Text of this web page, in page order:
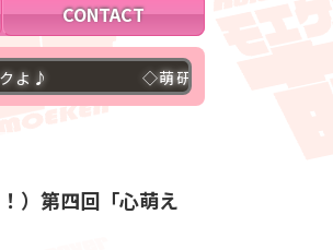
CONTACT
◇萌研ブログ４００００アクセス突破
）第四回「心萌え